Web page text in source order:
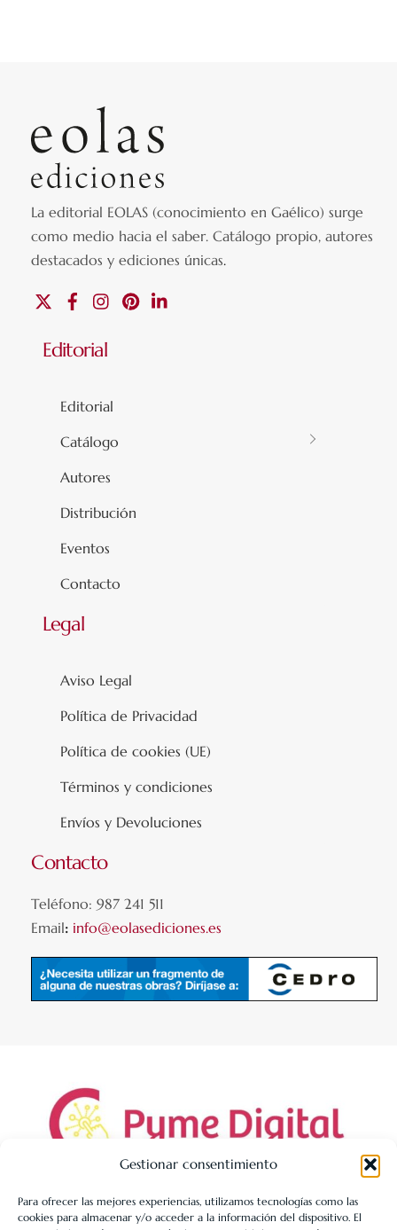
Gestionar consentimiento
Para ofrecer las mejores experiencias, utilizamos tecnologías como las
cookies para almacenar y/o acceder a la información del dispositivo. El
La editorial EOLAS (conocimiento en Gaélico) surge
como medio hacia el saber.Catálogo propio, autores
destacados y ediciones únicas.
FacebookInstagramPinterest
Editorial
Editorial
Catálogo
Autores
Distribución
Eventos
Contacto
Legal
Aviso Legal
Política de Privacidad
Política de cookies (UE)
Términos y condiciones
Envíos y Devoluciones
Contacto
Teléfono: 987 241 511
Email: info@eolasediciones.es
LIBRERÍA UNIVERSITARIA LEÓN 1980 SLL ha sido beneficiaria